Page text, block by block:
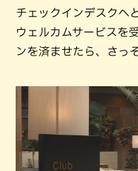
チェックインデスクへ
ウェルカムサービスを
ンを済ませたら、さっ